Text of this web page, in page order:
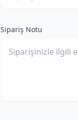
Sipariş Notu